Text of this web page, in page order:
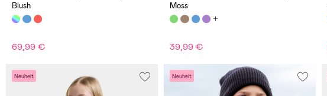
Blush
69,99 €
Moss
39,99 €
Neuheit Neuheit